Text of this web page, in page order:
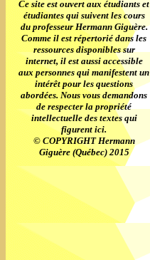
Ce site est ouvert aux étudiants et
étudiantes qui suivent les cours
du professeur Hermann Giguère.
Comme il est répertorié dans les
ressources disponibles sur
internet, il est aussi accessible
aux personnes qui manifestent un
intérêt pour les questions
abordées. Nous vous demandons
de respecter la propriété
intellectuelle des textes qui
figurent ici.
© COPYRIGHT Hermann
Giguère (Québec) 2015